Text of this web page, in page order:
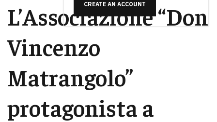
CREATE AN ACCOUNT
L’Associazione “Don
Vincenzo
Matrangolo”
protagonista a